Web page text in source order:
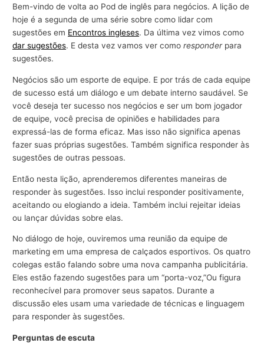
Bem-vindo de volta ao Pod de inglês para negócios. A lição de
hoje é a segunda de uma série sobre como lidar com
sugestões em Encontros ingleses. Da última vez vimos como
dar sugestões. E desta vez vamos ver comoresponderpara
sugestões.
Negócios são um esporte de equipe. E por trás de cada equipe
de sucesso está um diálogo e um debate interno saudável. Se
você deseja ter sucesso nos negócios e ser um bom jogador
de equipe, você precisa de opiniões e habilidades para
expressá-las de forma eficaz. Mas isso não significa apenas
fazer suas próprias sugestões. Também significa responder às
sugestões de outras pessoas.
Então nesta lição, aprenderemos diferentes maneiras de
responder às sugestões. Isso inclui responder positivamente,
aceitando ou elogiando a ideia. Também inclui rejeitar ideias
ou lançar dúvidas sobre elas.
No diálogo de hoje, ouviremos uma reunião da equipe de
marketing em uma empresa de calçados esportivos. Os quatro
colegas estão falando sobre uma nova campanha publicitária.
Eles estão fazendo sugestões para um “porta-voz,”Ou figura
reconhecível para promover seus sapatos. Durante a
discussão eles usam uma variedade de técnicas e linguagem
para responder às sugestões.
Perguntas de escuta